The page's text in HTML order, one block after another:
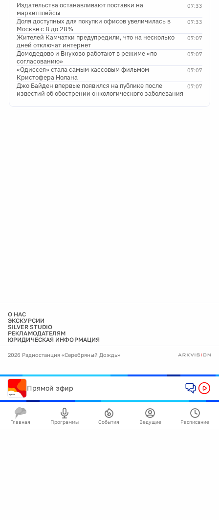
07:33
Издательства останавливают поставки на
маркетплейсы
07:33
Доля доступных для покупки офисов увеличилась в
Москве с 8 до 28%
07:07
Жителей Камчатки предупредили, что на несколько
дней отключат интернет
07:07
Домодедово и Внуково работают в режиме «по
согласованию»
07:07
«Одиссея» стала самым кассовым фильмом
Кристофера Нолана
07:07
Джо Байден впервые появился на публике после
известий об обострении онкологического заболевания
О НАС
ЭКСКУРСИИ
SILVER STUDIO
РЕКЛАМОДАТЕЛЯМ
ЮРИДИЧЕСКАЯ ИНФОРМАЦИЯ
2026 Радиостанция «Серебряный Дождь»
Прямой эфир
Главная Программы События Ведущие Расписание